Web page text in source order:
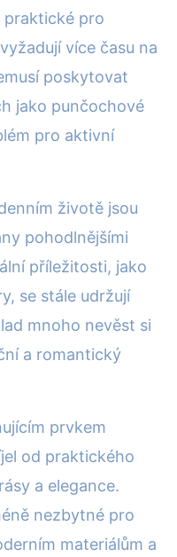
praktické pro
více času na
poskytovat
jako punčochové
pro aktivní
životě jsou
pohodlnějšími
příležitosti, jako
se stále udržují
mnoho nevěst si
a romantický
prvkem
od praktického
a elegance.
nezbytné pro
materiálům a